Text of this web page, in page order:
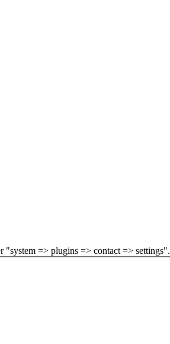
"system => plugins => contact => settings".